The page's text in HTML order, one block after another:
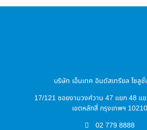
บริษัท เอ็นเทค อินดัสเทรียล โซลูชั่
17/121 ซอยงามวงศ์วาน 47 แยก 48 แ
เขตหลักสี่ กรุงเทพฯ 10210
02 779 8888